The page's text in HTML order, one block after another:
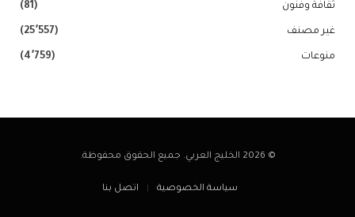
ثقافة وفنون (81)
غير مصنف (25٬557)
منوعات (4٬759)
© 2026 الخليج العربي. جميع الحقوق محفوظة.
سياسة الخصوصية اتصل بنا